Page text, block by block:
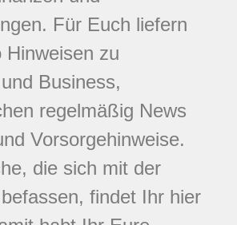
Für Euch liefern
Hinweisen zu
Business,
regelmäßig News
Vorsorgehinweise.
die sich mit der
findet Ihr hier